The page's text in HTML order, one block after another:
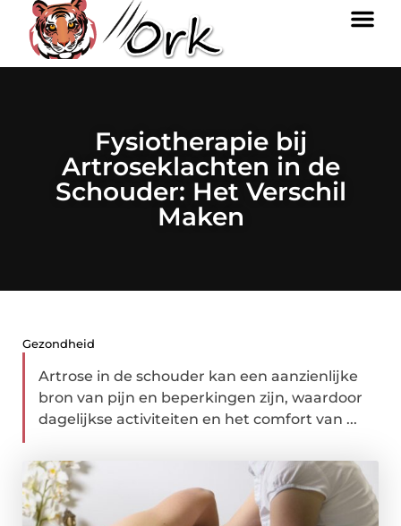
Fysiotherapie bij
Artroseklachten in de
Schouder: Het Verschil
Maken
Gezondheid
Artrose in de schouder kan een aanzienlijke
bron van pijn en beperkingen zijn, waardoor
dagelijkse activiteiten en het comfort van ...